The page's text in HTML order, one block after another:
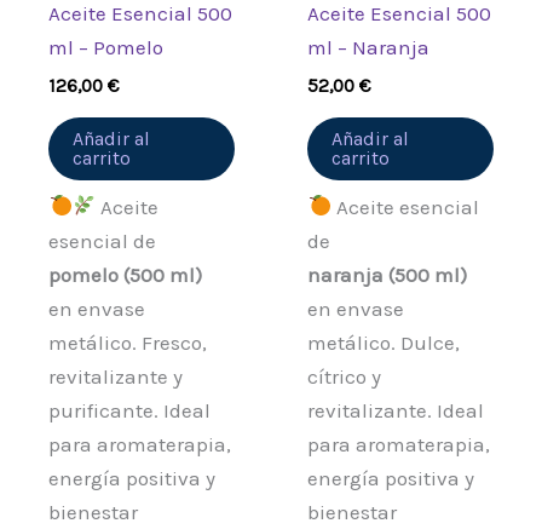
Aceite Esencial 500
ml – Pomelo
126,00€
Añadir al
carrito
Aceite
esencial de
pomelo (500 ml)
en envase
metálico. Fresco,
revitalizante y
purificante. Ideal
para aromaterapia,
energía positiva y
bienestar
Aceite Esencial 500
ml – Naranja
52,00€
Añadir al
carrito
Aceite esencial
de
naranja (500 ml)
en envase
metálico. Dulce,
cítrico y
revitalizante. Ideal
para aromaterapia,
energía positiva y
bienestar